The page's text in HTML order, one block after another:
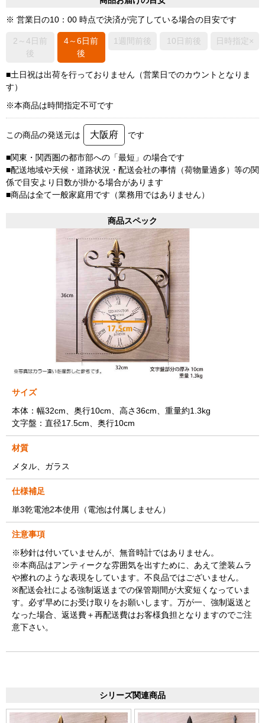
※ 営業日の10：00 時点で決済が完了している場合の目安です
2～4日前
後
4～6日前
後
1週間前後 10日前後 日時指定×
■土日祝は出荷を行っておりません（営業日でのカウントとなりま
す）
※本商品は時間指定不可です
この商品の発送元は 大阪府 です
■関東・関西圏の都市部への「最短」の場合です
■配送地域や天候・道路状況・配送会社の事情（荷物量過多）等の関
係で目安より日数が掛かる場合があります
■商品は全て一般家庭用です（業務用ではありません）
商品スペック
サイズ
本体：幅32cm、奥行10cm、高さ36cm、重量約1.3kg
文字盤：直径17.5cm、奥行10cm
材質
メタル、ガラス
仕様補足
単3乾電池2本使用（電池は付属しません）
注意事項
※秒針は付いていませんが、無音時計ではありません。
※本商品はアンティークな雰囲気を出すために、あえて塗装ムラ
や擦れのような表現をしています。不良品ではございません。
※配送会社による強制返送までの保管期間が大変短くなっていま
す。必ず早めにお受け取りをお願いします。万が一、強制返送と
なった場合、返送費＋再配送費はお客様負担となりますのでご注
意下さい。
シリーズ関連商品